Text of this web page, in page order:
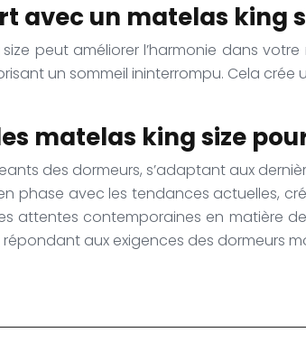
avec un matelas king
peut améliorer l’harmonie dans
un sommeil ininterrompu. Cela
matelas king size
des dormeurs, s’adaptant aux
phase avec les tendances actuelles,
attentes contemporaines en matière
aux exigences des dormeurs